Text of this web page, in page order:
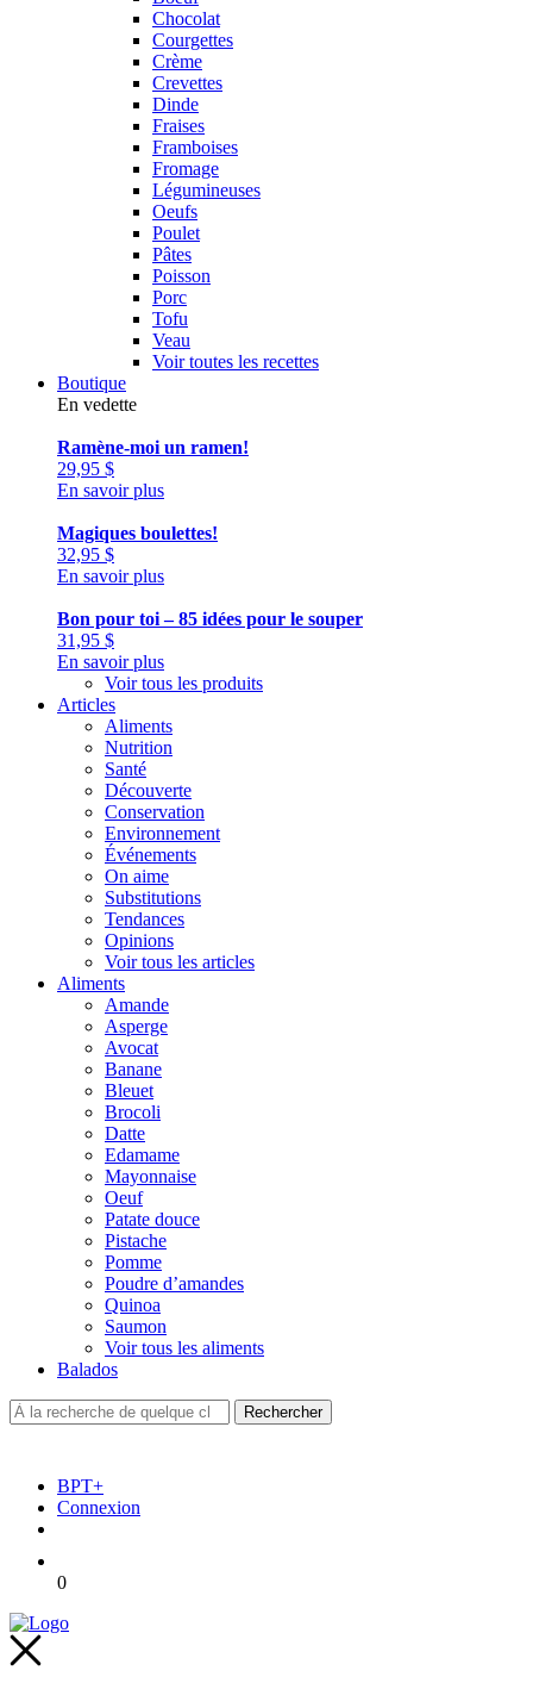
Chocolat
Courgettes
Crème
Crevettes
Dinde
Fraises
Framboises
Fromage
Légumineuses
Oeufs
Poulet
Pâtes
Poisson
Porc
Tofu
Veau
Voir toutes les recettes
Boutique
En vedette
Ramène-moi un ramen!
29,95 $
En savoir plus
Magiques boulettes!
32,95 $
En savoir plus
Bon pour toi – 85 idées pour le souper
31,95 $
En savoir plus
Voir tous les produits
Articles
Aliments
Nutrition
Santé
Découverte
Conservation
Environnement
Événements
On aime
Substitutions
Tendances
Opinions
Voir tous les articles
Aliments
Amande
Asperge
Avocat
Banane
Bleuet
Brocoli
Datte
Edamame
Mayonnaise
Oeuf
Patate douce
Pistache
Pomme
Poudre d’amandes
Quinoa
Saumon
Voir tous les aliments
Balados
BPT+
Connexion
0